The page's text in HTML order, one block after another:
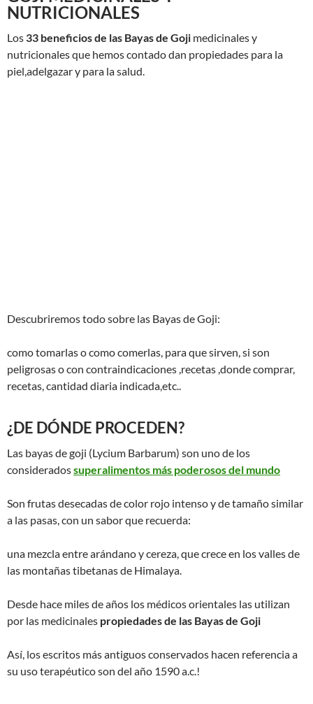
NUTRICIONALES
Los 33 beneficios de las Bayas de Goji medicinales y
nutricionales que hemos contado dan propiedades para la
piel,adelgazar y para la salud.
Descubriremos todo sobre las Bayas de Goji:
como tomarlas o como comerlas, para que sirven, si son
peligrosas o con contraindicaciones ,recetas ,donde comprar,
recetas, cantidad diaria indicada,etc..
¿DE DÓNDE PROCEDEN?
Las bayas de goji (Lycium Barbarum) son uno de los
consideradossuperalimentos más poderosos del mundo
Son frutas desecadas de color rojo intenso y de tamaño similar
a las pasas, con un sabor que recuerda:
una mezcla entre arándano y cereza, que crece en los valles de
las montañas tibetanas de Himalaya.
Desde hace miles de años los médicos orientales las utilizan
por las medicinales propiedades de las Bayas de Goji
Así, los escritos más antiguos conservados hacen referencia a
su uso terapéutico son del año 1590 a.c.!